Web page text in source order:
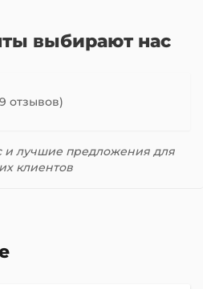
выбирают нас
отзывов)
и лучшие предложения для
клиентов